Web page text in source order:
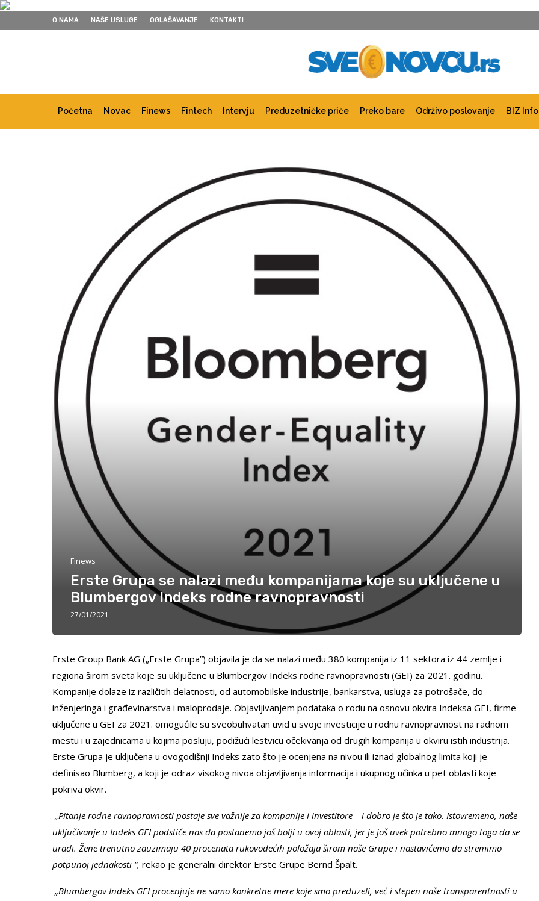
O NAMA NAŠE USLUGE OGLAŠAVANJE KONTAKTI
Početna Novac Finews Fintech Intervju Preduzetničke priče Preko bare Održivo poslovanje BIZ Info
Finews
Erste Grupa se nalazi među kompanijama koje su uključene u
Blumbergov Indeks rodne ravnopravnosti
27/01/2021
Erste Group Bank AG („Erste Grupa”) objavila je da se nalazi među 380 kompanija iz 11 sektora iz 44 zemlje i
regiona širom sveta koje su uključene u Blumbergov Indeks rodne ravnopravnosti (GEI) za 2021. godinu.
Kompanije dolaze iz različitih delatnosti, od automobilske industrije, bankarstva, usluga za potrošače, do
inženjeringa i građevinarstva i maloprodaje. Objavljivanjem podataka o rodu na osnovu okvira Indeksa GEI, firme
uključene u GEI za 2021. omogućile su sveobuhvatan uvid u svoje investicije u rodnu ravnopravnost na radnom
mestu i u zajednicama u kojima posluju, podižući lestvicu očekivanja od drugih kompanija u okviru istih industrija.
Erste Grupa je uključena u ovogodišnji Indeks zato što je ocenjena na nivou ili iznad globalnog limita koji je
definisao Blumberg, a koji je odraz visokog nivoa objavljivanja informacija i ukupnog učinka u pet oblasti koje
pokriva okvir.
„Pitanje rodne ravnopravnosti postaje sve važnije za kompanije i investitore – i dobro je što je tako. Istovremeno, naše
uključivanje u Indeks GEI podstiče nas da postanemo još bolji u ovoj oblasti, jer je još uvek potrebno mnogo toga da se
uradi. Žene trenutno zauzimaju 40 procenata rukovodećih položaja širom naše Grupe i nastavićemo da stremimo
potpunoj jednakosti “, rekao je generalni direktor Erste Grupe Bernd Špalt.
„Blumbergov Indeks GEI procenjuje ne samo konkretne mere koje smo preduzeli, već i stepen naše transparentnosti u